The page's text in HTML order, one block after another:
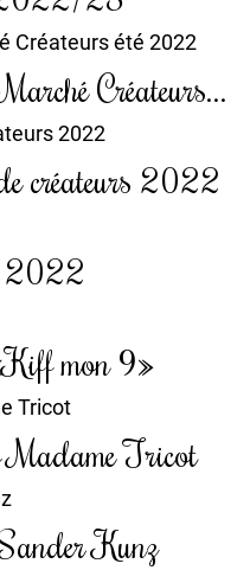
Créateurs...
créateurs 2022
2022
mon 9»
Tricot
Kunz